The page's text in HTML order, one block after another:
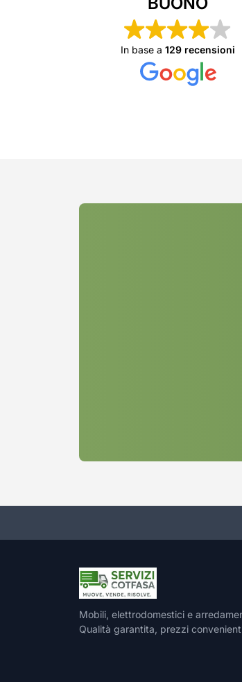
In base a 129 recensioni
Mobili, elettrodomestici e
Qualità garantita, prezzi